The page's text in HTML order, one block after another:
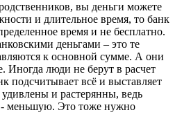
вы деньги можете
и длительное время, то банк
время и не бесплатно.
деньгами – это те
к основной сумме. А они
Иногда люди не берут в расчет
подсчитывает всё и выставляет
и растерянны, ведь
меньшую. Это тоже нужно